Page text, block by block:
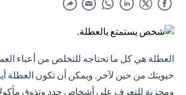
العطلة هي كل ما تحتاجه للتخلص من أعباء
حيويتك من حين لآخر. ويمكن أن تكون العطلة
ومجزية للتعرف على أشخاص جدد وتذوق